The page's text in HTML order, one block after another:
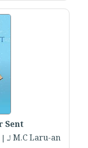
Sent
لـ M.C Laru-an
| Austin Macauley |ورقي غلاف عادي